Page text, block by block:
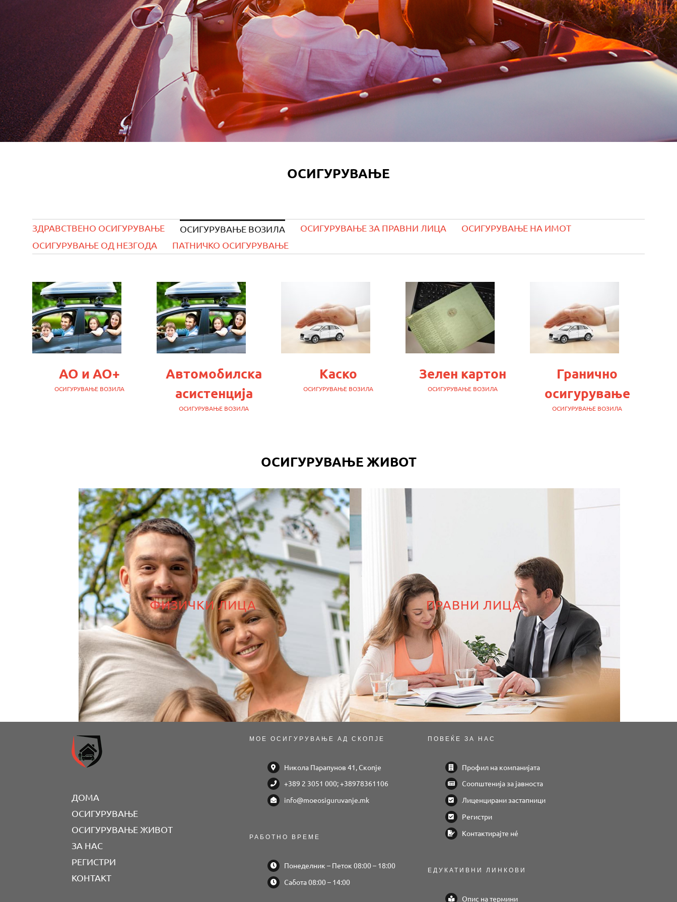
ОСИГУРУВАЊЕ
ЗДРАВСТВЕНО ОСИГУРУВАЊЕ ОСИГУРУВАЊЕ ВОЗИЛА ОСИГУРУВАЊЕ ЗА ПРАВНИ ЛИЦА
ОСИГУРУВАЊЕ НА ИМОТ
ОСИГУРУВАЊЕ ОД НЕЗГОДА
ПАТНИЧКО ОСИГУРУВАЊЕ
АО и АО+
ОСИГУРУВАЊЕ ВОЗИЛА
Автомобилска
асистенција
ОСИГУРУВАЊЕ ВОЗИЛА
Каско
ОСИГУРУВАЊЕ ВОЗИЛА
Зелен картон
ОСИГУРУВАЊЕ ВОЗИЛА
Гранично
осигурување
ОСИГУРУВАЊЕ ВОЗИЛА
ОСИГУРУВАЊЕ ЖИВОТ
ФИЗИЧКИ ЛИЦА ПРАВНИ ЛИЦА
ДОМА
ОСИГУРУВАЊЕ
ОСИГУРУВАЊЕ ЖИВОТ
ЗА НАС
РЕГИСТРИ
КОНТАКТ
МОЕ ОСИГУРУВАЊЕ АД СКОПЈЕ
Никола Парапунов 41, Скопје
+389 2 3051 000; +38978361106
info@moeosiguruvanje.mk
РАБОТНО ВРЕМЕ
Понеделник – Петок 08:00 – 18:00
Сабота 08:00 – 14:00
ПОВЕЌЕ ЗА НАС
Профил на компанијата
Соопштенија за јавноста
Лиценцирани застапници
Регистри
Контактирајте нé
ЕДУКАТИВНИ ЛИНКОВИ
Опис на термини